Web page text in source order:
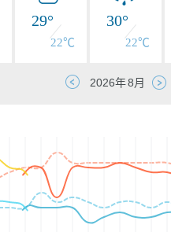
29°
22℃
30°
22℃